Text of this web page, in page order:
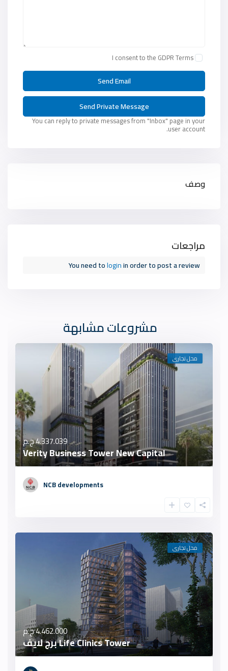
وصف
I consent to the GDPR Terms
You can reply to private messages from "Inbox" page in your
user account.
مراجعات
You need tologinin order to post a review
مشروعات مشابهة
محل تجارى
4.337.039 ج.م
Verity Business Tower New Capital
NCB developments
محل تجارى
4.462.000 ج.م
Life Clinics Tower برج لايف